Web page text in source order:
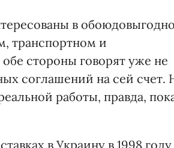
в
транспортном и
стороны говорят уже не
соглашений на сей счет.
работы, правда,
в Украину в 1998 году